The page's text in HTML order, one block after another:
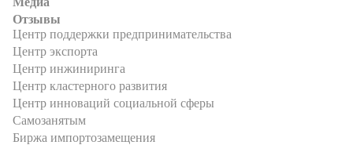
Отзывы
Центр поддержки предпринимательства
Центр экспорта
Центр инжиниринга
Центр кластерного развития
Центр инноваций социальной сферы
Cамозанятым
Биржа импортозамещения